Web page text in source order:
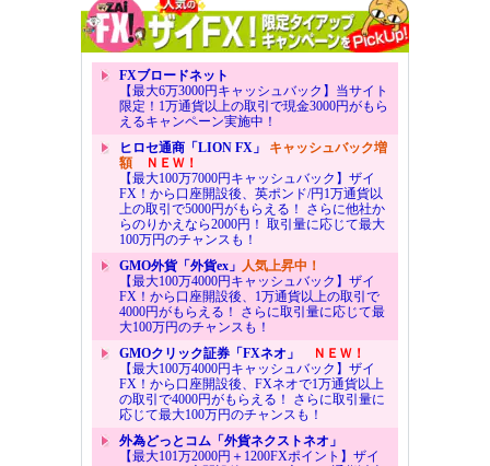
FXブロードネット
【最大6万3000円キャッシュバック】当サイト
限定！1万通貨以上の取引で現金3000円がもら
えるキャンペーン実施中！
ヒロセ通商「LION FX」 キャッシュバック増
額ＮＥＷ！
【最大100万7000円キャッシュバック】ザイ
FX！から口座開設後、英ポンド/円1万通貨以
上の取引で5000円がもらえる！ さらに他社か
らのりかえなら2000円！ 取引量に応じて最大
100万円のチャンスも！
GMO外貨「外貨ex」 人気上昇中！
【最大100万4000円キャッシュバック】ザイ
FX！から口座開設後、1万通貨以上の取引で
4000円がもらえる！ さらに取引量に応じて最
大100万円のチャンスも！
GMOクリック証券「FXネオ」
ＮＥＷ！
【最大100万4000円キャッシュバック】ザイ
FX！から口座開設後、FXネオで1万通貨以上
の取引で4000円がもらえる！ さらに取引量に
応じて最大100万円のチャンスも！
外為どっとコム「外貨ネクストネオ」
【最大101万2000円＋1200FXポイント】ザイ